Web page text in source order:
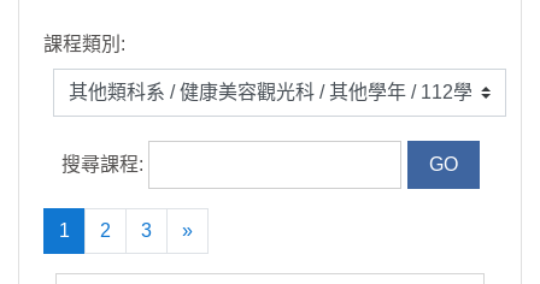
課程類別:
搜尋課程:
1
(current)
2 3
»
往後